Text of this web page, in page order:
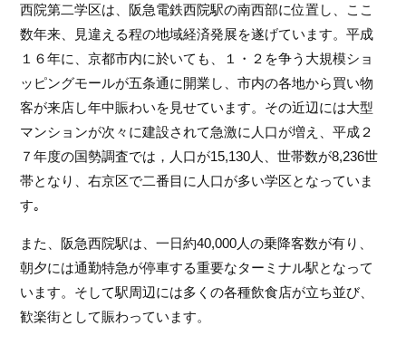
フ
ァ
ク
と
西院第二学区は、阪急電鉄西院駅の南西部に位置し、ここ
数年来、見違える程の地域経済発展を遂げています。平成
１６年に、京都市内に於いても、１・２を争う大規模ショ
ッピングモールが五条通に開業し、市内の各地から買い物
客が来店し年中賑わいを見せています。その近辺には大型
マンションが次々に建設されて急激に人口が増え、平成２
７年度の国勢調査では，人口が15,130人、世帯数が8,236世
帯となり、右京区で二番目に人口が多い学区となっていま
す｡
また、阪急西院駅は、一日約40,000人の乗降客数が有り、
朝夕には通勤特急が停車する重要なターミナル駅となって
います。そして駅周辺には多くの各種飲食店が立ち並び、
歓楽街として賑わっています。